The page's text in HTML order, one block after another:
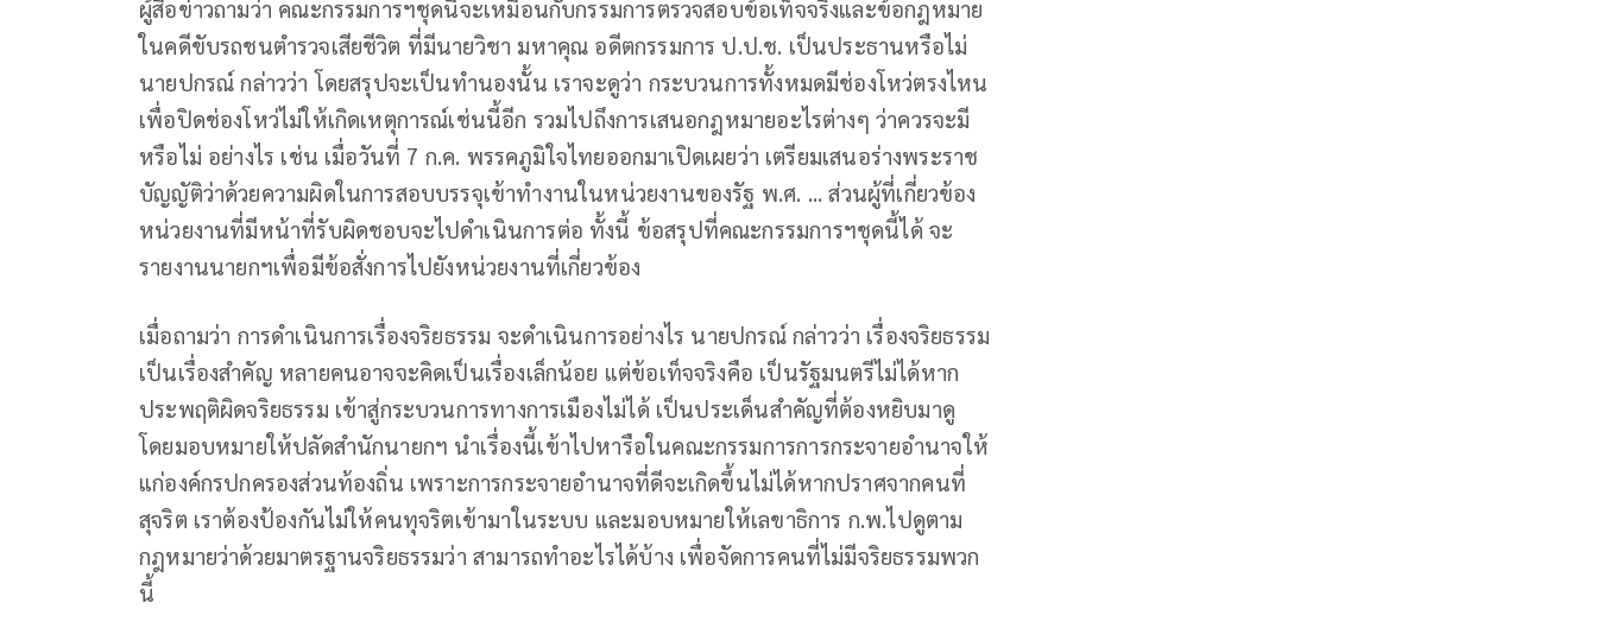
ผู้สื่อข่าวถามว่า คณะกรรมการฯชุดนี้จะเหมือนกับกรรมการตรวจสอบข้อเท็จจริงและข้อกฎหมาย
ในคดีขับรถชนตำรวจเสียชีวิต ที่มีนายวิชา มหาคุณ อดีตกรรมการ ป.ป.ช. เป็นประธานหรือไม่
นายปกรณ์ กล่าวว่า โดยสรุปจะเป็นทำนองนั้น เราจะดูว่า กระบวนการทั้งหมดมีช่องโหว่ตรงไหน
เพื่อปิดช่องโหว่ไม่ให้เกิดเหตุการณ์เช่นนี้อีก รวมไปถึงการเสนอกฎหมายอะไรต่างๆ ว่าควรจะมี
หรือไม่ อย่างไร เช่น เมื่อวันที่ 7 ก.ค. พรรคภูมิใจไทยออกมาเปิดเผยว่า เตรียมเสนอร่างพระราช
บัญญัติว่าด้วยความผิดในการสอบบรรจุเข้าทำงานในหน่วยงานของรัฐ พ.ศ. ... ส่วนผู้ที่เกี่ยวข้อง
หน่วยงานที่มีหน้าที่รับผิดชอบจะไปดำเนินการต่อ ทั้งนี้ ข้อสรุปที่คณะกรรมการฯชุดนี้ได้ จะ
รายงานนายกฯเพื่อมีข้อสั่งการไปยังหน่วยงานที่เกี่ยวข้อง
เมื่อถามว่า การดำเนินการเรื่องจริยธรรม จะดำเนินการอย่างไร นายปกรณ์ กล่าวว่า เรื่องจริยธรรม
เป็นเรื่องสำคัญ หลายคนอาจจะคิดเป็นเรื่องเล็กน้อย แต่ข้อเท็จจริงคือ เป็นรัฐมนตรีไม่ได้หาก
ประพฤติผิดจริยธรรม เข้าสู่กระบวนการทางการเมืองไม่ได้ เป็นประเด็นสำคัญที่ต้องหยิบมาดู
โดยมอบหมายให้ปลัดสำนักนายกฯ นำเรื่องนี้เข้าไปหารือในคณะกรรมการการกระจายอำนาจให้
แก่องค์กรปกครองส่วนท้องถิ่น เพราะการกระจายอำนาจที่ดีจะเกิดขึ้นไม่ได้หากปราศจากคนที่
สุจริต เราต้องป้องกันไม่ให้คนทุจริตเข้ามาในระบบ และมอบหมายให้เลขาธิการ ก.พ.ไปดูตาม
กฎหมายว่าด้วยมาตรฐานจริยธรรมว่า สามารถทำอะไรได้บ้าง เพื่อจัดการคนที่ไม่มีจริยธรรมพวก
นี้